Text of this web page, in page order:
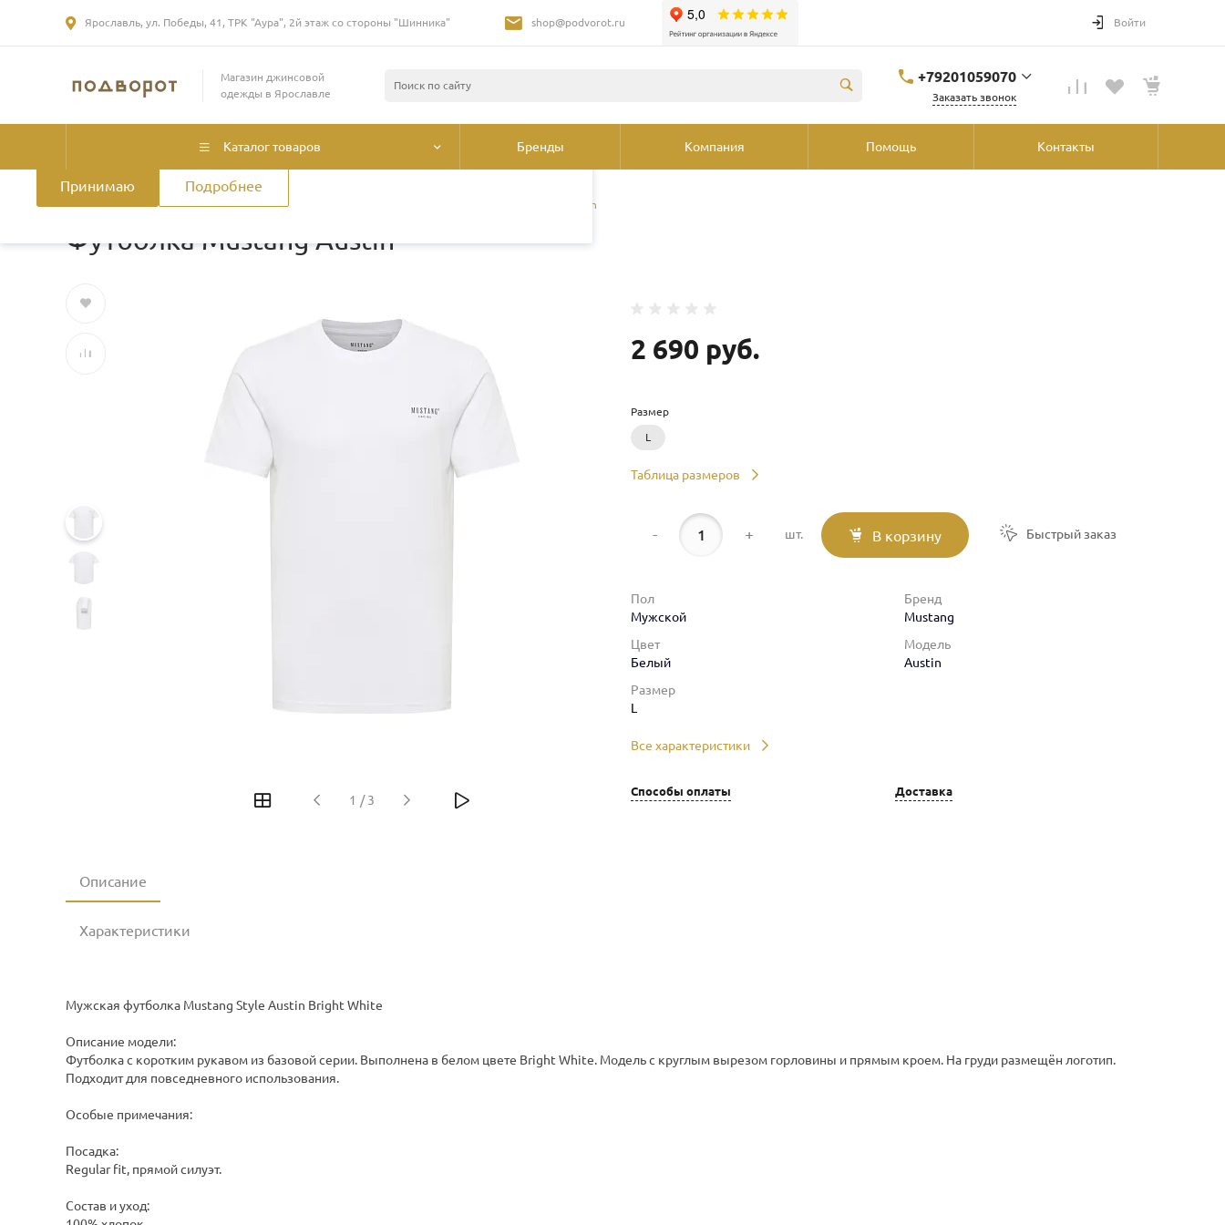
Мы используем файлы cookie, разработанные нашими специалистами и третьими
лицами, для анализа событий на нашем веб-сайте. Продолжая просмотр страниц
Принимаю Подробнее
Ярославль, ул. Победы, 41, ТРК "Аура", 2й этаж со стороны "Шинника" shop@podvorot.ru Войти
Магазин джинсовой
одежды в Ярославле
+79201059070
Заказать звонок
Каталог товаров Бренды Компания Помощь Контакты
Главная / Каталог товаров / Мужская одежда Футболка Mustang Austin
Футболка Mustang Austin
1 / 3
2 690 руб.
Размер
L
Таблица размеров
- + шт. В корзину Быстрый заказ
Пол
Мужской
Бренд
Mustang
Цвет
Белый
Модель
Austin
Размер
L
Все характеристики
Способы оплаты Доставка
Описание
Характеристики
Мужская футболка Mustang Style Austin Bright White
Описание модели:
Футболка с коротким рукавом из базовой серии. Выполнена в белом цвете Bright White. Модель с круглым вырезом горловины и прямым кроем. На груди размещён логотип.
Подходит для повседневного использования.
Особые примечания:
Посадка:
Regular fit, прямой силуэт.
Состав и уход: